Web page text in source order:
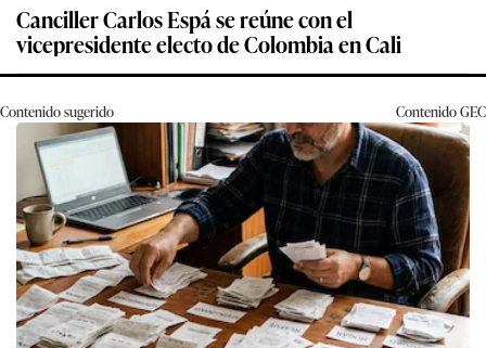
Canciller Carlos Espá se reúne con el
vicepresidente electo de Colombia en Cali
Contenido sugerido ContenidoGEC